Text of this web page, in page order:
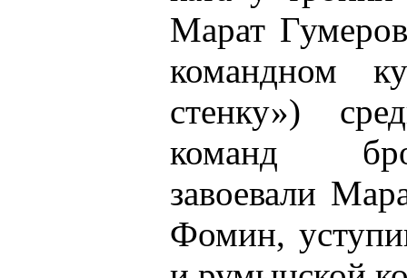
Марат
командном
стенку»)
команд
завоевали
Фомин,